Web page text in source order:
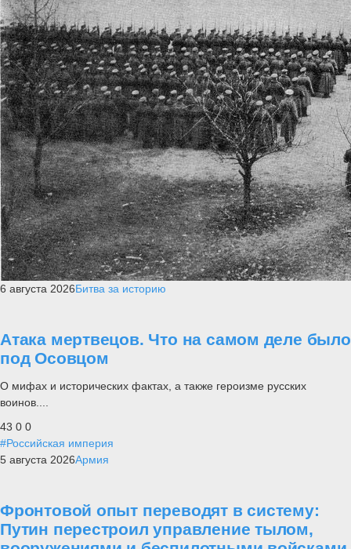
6 августа 2026Битва за историю
Атака мертвецов. Что на самом деле было
под Осовцом
О мифах и исторических фактах, а также героизме русских
воинов....
43 0 0
#Российская империя
5 августа 2026Армия
Фронтовой опыт переводят в систему:
Путин перестроил управление тылом,